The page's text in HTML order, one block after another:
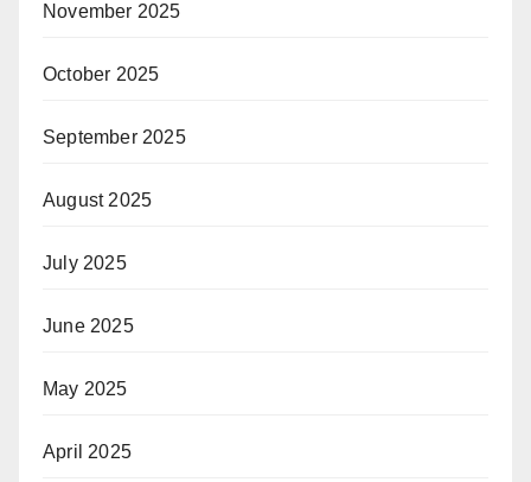
November 2025
October 2025
September 2025
August 2025
July 2025
June 2025
May 2025
April 2025